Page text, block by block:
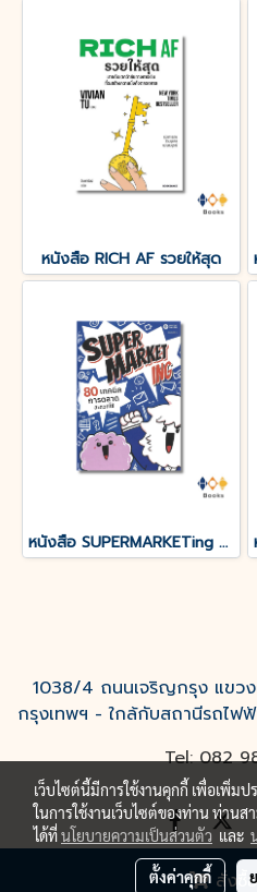
สั่งซื้
หนังสือ RICH AF รวยให้สุด
หนังสือ SUPERMARKETing 80 เทคนิคการตลาดสะดวกใช้ (ปกแข็ง)
1038/4 ถนนเจริญกรุง แขว
กรุงเทพฯ - ใกล้กับสถานีรถไฟ
Tel: 082
เว็บไซต์นี้มีการใช้งานคุกกี้ เพื่อเพิ่
ในการใช้งานเว็บไซต์ของท่าน ท่านส
ได้ที่นโยบายความเป็นส่วนตัวและ
ตั้งค่าคุกกี้